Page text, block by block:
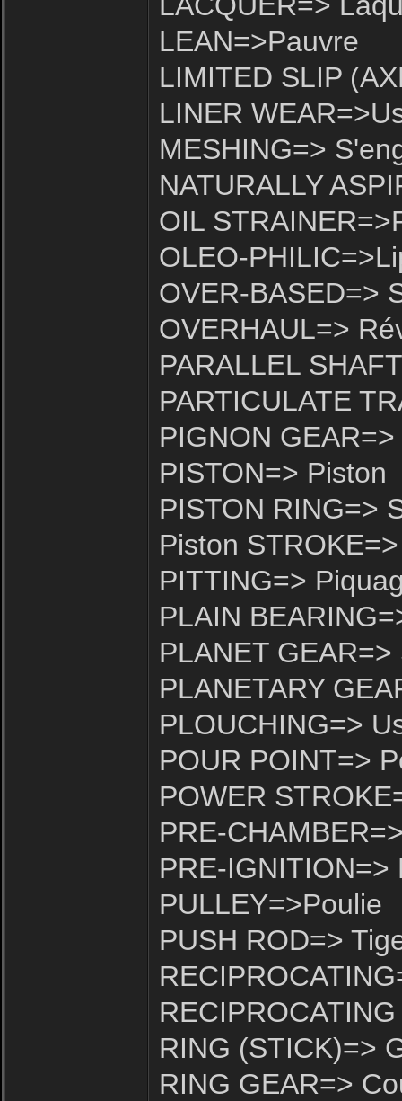
LEAN=>Pauvre
LIMITED SLIP
LINER
MESHING=>
NATURALLY
OIL
OLEO-
OVER-BASED=>
OVERHAUL=>
PARALLEL
PARTICULATE
PIGNON
PISTON=> Piston
PISTON RING=>
Piston
PITTING=>
PLAIN
PLANET
PLANETARY
PLOUCHING=>
POUR POINT=>
POWER
PRE-
PRE-IGNITION=>
PULLEY=>Poulie
PUSH ROD=>
RING (STICK)=>
RING GEAR=>